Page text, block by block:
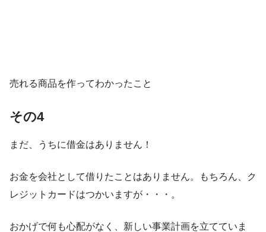
売れる商品を作ってわかったこと
その4
まだ、うちに借金はありません！
お金を会社として借りたことはありません。もちろん、ク
レジットカードはつかいますが・・・。
おかげで何も心配がなく、新しい事業計画を立てていま